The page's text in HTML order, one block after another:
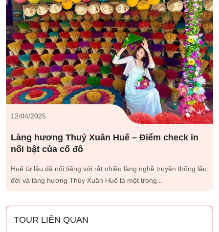
12/04/2025
Làng hương Thuỷ Xuân Huế – Điểm check in
nổi bật của cố đô
Huế từ lâu đã nổi tiếng với rất nhiều làng nghề truyền thống lâu
đời và làng hương Thủy Xuân Huế là một trong...
TOUR LIÊN QUAN